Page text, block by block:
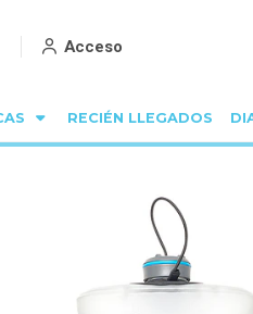
Acceso
RECIÉN LLEGADOS
Inicio